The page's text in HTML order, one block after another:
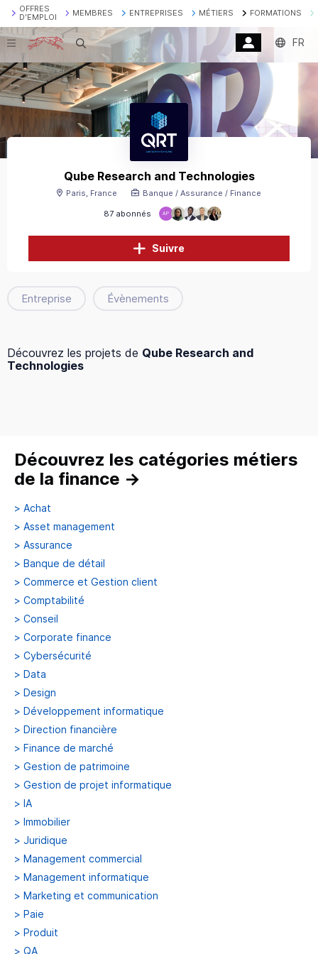
OFFRES
D'EMPLOI
MEMBRES ENTREPRISES MÉTIERS FORMATIONS
Recherche FR
Qube Research and Technologies
87 abonnés AP
Paris, France Banque / Assurance / Finance
Suivre
Entreprise Évènements
Découvrez les projets de Qube Research and
Technologies
Découvrez les catégories métiers
de la finance →
> Achat
> Asset management
> Assurance
> Banque de détail
> Commerce et Gestion client
> Comptabilité
> Conseil
> Corporate finance
> Cybersécurité
> Data
> Design
> Développement informatique
> Direction financière
> Finance de marché
> Gestion de patrimoine
> Gestion de projet informatique
> IA
> Immobilier
> Juridique
> Management commercial
> Management informatique
> Marketing et communication
> Paie
> Produit
> QA